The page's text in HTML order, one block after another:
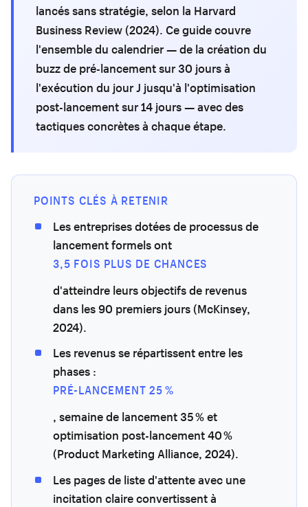
lancés sans stratégie, selon la Harvard
Business Review (2024). Ce guide couvre
l'ensemble du calendrier — de la création du
buzz de pré-lancement sur 30 jours à
l'exécution du jour J jusqu'à l'optimisation
post-lancement sur 14 jours — avec des
tactiques concrètes à chaque étape.
POINTS CLÉS À RETENIR
Les entreprises dotées de processus de
lancement formels ont
3,5 FOIS PLUS DE CHANCES
d'atteindre leurs objectifs de revenus
dans les 90 premiers jours (McKinsey,
2024).
Les revenus se répartissent entre les
phases :
PRÉ-LANCEMENT 25 %
, semaine de lancement 35 % et
optimisation post-lancement 40 %
(Product Marketing Alliance, 2024).
Les pages de liste d'attente avec une
incitation claire convertissent à